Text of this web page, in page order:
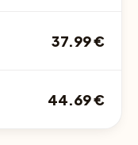
37.99 €
44.69 €